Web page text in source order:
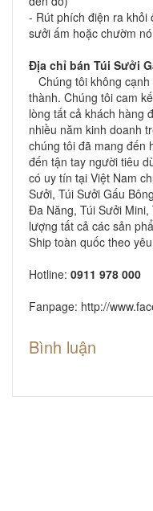
- Rút phích điện ra khỏi
sưởi ấm hoặc chườm
Địa chỉ bán Túi Sưởi
Chúng tôi không
thành. Chúng tôi cam
lòng tất cả khách hàng
nhiều năm kinh doanh
chúng tôi đã mang đến
đến tận tay người tiêu
có uy tín tại Việt Nam
Sưởi, Túi Sưởi Gấu
Đa Năng, Túi Sưởi
lượng tất cả các sản
Ship toàn quốc theo
Hotline: 0911 978 000
Fanpage: http://
Bình luận